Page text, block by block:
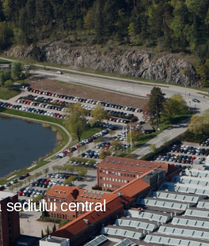
central